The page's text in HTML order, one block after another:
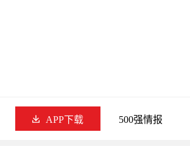
APP下载 500强情报